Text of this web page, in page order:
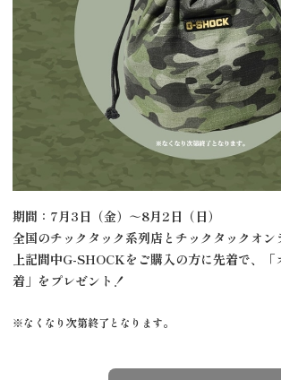
期間：7月3日（金）～8月2日（日）
全国のチックタック系列店とチックタックオン
上記間中G-SHOCKをご購入の方に先着で、「
着」をプレゼント！
※なくなり次第終了となります。